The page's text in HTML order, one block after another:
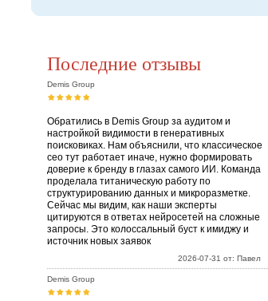
Последние отзывы
Demis Group
Обратились в Demis Group за аудитом и
настройкой видимости в генеративных
поисковиках. Нам объяснили, что классическое
сео тут работает иначе, нужно формировать
доверие к бренду в глазах самого ИИ. Команда
проделала титаническую работу по
структурированию данных и микроразметке.
Сейчас мы видим, как наши эксперты
цитируются в ответах нейросетей на сложные
запросы. Это колоссальный буст к имиджу и
источник новых заявок
2026-07-31 от: Павел
Demis Group